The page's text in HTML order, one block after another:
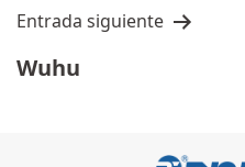
Entrada siguiente
Wuhu